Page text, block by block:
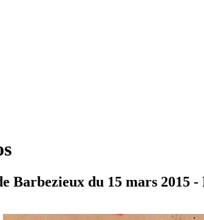
Barbezieux du 15 mars 2015